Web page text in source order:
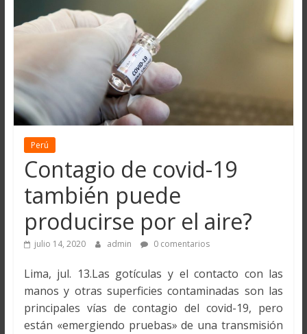
Perú
Contagio de covid-19
también puede
producirse por el aire?
julio 14, 2020 admin 0 comentarios
Lima, jul. 13.Las gotículas y el contacto con las
manos y otras superficies contaminadas son las
principales vías de contagio del covid-19, pero
están «emergiendo pruebas» de una transmisión